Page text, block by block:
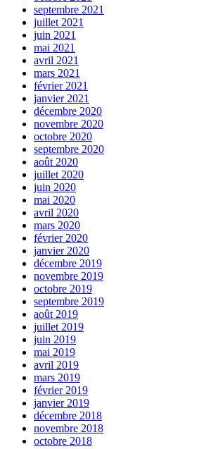
septembre 2021
juillet 2021
juin 2021
mai 2021
avril 2021
mars 2021
février 2021
janvier 2021
décembre 2020
novembre 2020
octobre 2020
septembre 2020
août 2020
juillet 2020
juin 2020
mai 2020
avril 2020
mars 2020
février 2020
janvier 2020
décembre 2019
novembre 2019
octobre 2019
septembre 2019
août 2019
juillet 2019
juin 2019
mai 2019
avril 2019
mars 2019
février 2019
janvier 2019
décembre 2018
novembre 2018
octobre 2018